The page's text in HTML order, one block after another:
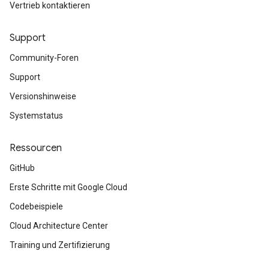
Vertrieb kontaktieren
Support
Community-Foren
Support
Versionshinweise
Systemstatus
Ressourcen
GitHub
Erste Schritte mit Google Cloud
Codebeispiele
Cloud Architecture Center
Training und Zertifizierung